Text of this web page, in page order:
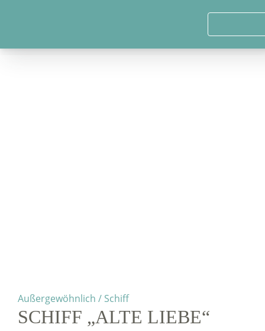
Außergewöhnlich / Schiff
SCHIFF „ALTE LIEBE“